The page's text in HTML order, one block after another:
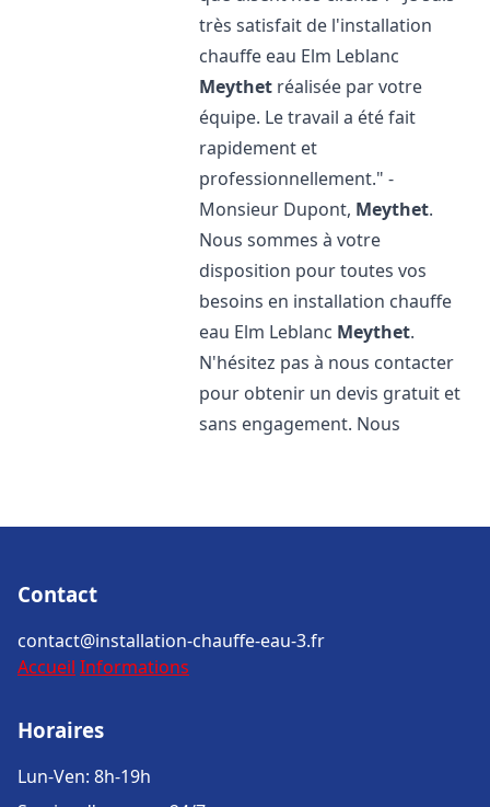
très satisfait de l'installation
chauffe eau Elm Leblanc
Meythet réalisée par votre
équipe. Le travail a été fait
rapidement et
professionnellement." -
Monsieur Dupont, Meythet.
Nous sommes à votre
disposition pour toutes vos
besoins en installation chauffe
eau Elm Leblanc Meythet.
N'hésitez pas à nous contacter
pour obtenir un devis gratuit et
sans engagement. Nous
Contact
contact@installation-chauffe-eau-3.fr
Accueil Informations
Horaires
Lun-Ven: 8h-19h